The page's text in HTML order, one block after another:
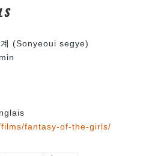
(Sonyeoui segye)
fantasy-of-the-girls/